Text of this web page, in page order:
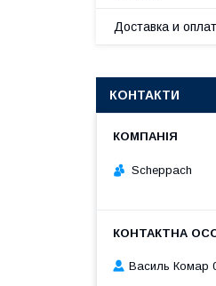
Доставка и
КОНТАКТИ
Scheppach
Василь Комар